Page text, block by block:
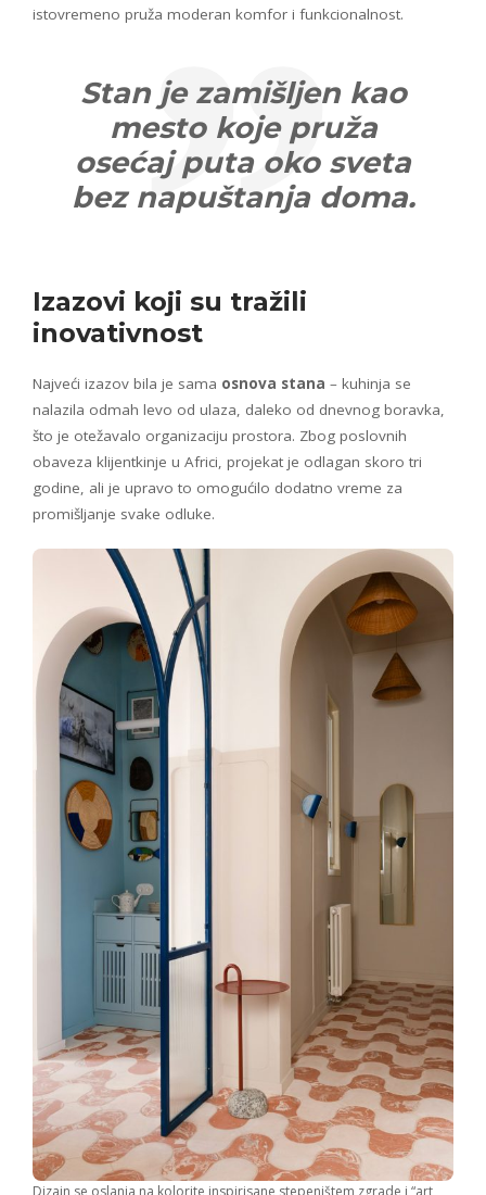
istovremeno pruža moderan komfor i funkcionalnost.
Stan je zamišljen kao
mesto koje pruža
osećaj puta oko sveta
bez napuštanja doma.
Izazovi koji su tražili
inovativnost
Najveći izazov bila je sama osnova stana – kuhinja se
nalazila odmah levo od ulaza, daleko od dnevnog boravka,
što je otežavalo organizaciju prostora. Zbog poslovnih
obaveza klijentkinje u Africi, projekat je odlagan skoro tri
godine, ali je upravo to omogućilo dodatno vreme za
promišljanje svake odluke.